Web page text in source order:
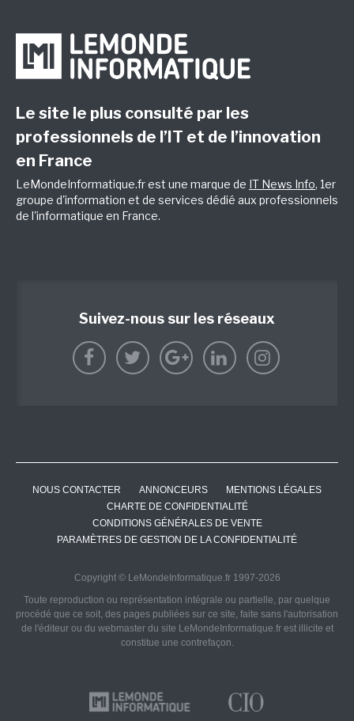
Le site le plus consulté par les
professionnels de l’IT et de l’innovation
en France
LeMondeInformatique.fr est une marque de IT News Info, 1er
groupe d'information et de services dédié aux professionnels
de l'informatique en France.
Suivez-nous sur les réseaux
NOUS CONTACTER ANNONCEURS
MENTIONS LÉGALES
CHARTE DE CONFIDENTIALITÉ
CONDITIONS GÉNÉRALES DE VENTE
PARAMÈTRES DE GESTION DE LA CONFIDENTIALITÉ
Copyright © LeMondeInformatique.fr 1997-2026
Toute reproduction ou représentation intégrale ou partielle, par quelque
procédé que ce soit, des pages publiées sur ce site, faite sans l'autorisation
de l'éditeur ou du webmaster du site LeMondeInformatique.fr est illicite et
constitue une contrefaçon.